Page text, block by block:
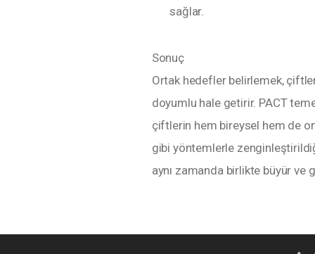
sağlar.
Sonuç
Ortak hedefler belirlemek,
doyumlu hale getirir. PACT
çiftlerin hem bireysel hem de
gibi yöntemlerle
aynı zamanda birlikte büyür ve